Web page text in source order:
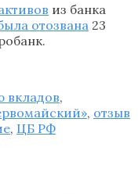
из банка
отозвана 23
вкладов,
, отзыв
, ЦБ РФ